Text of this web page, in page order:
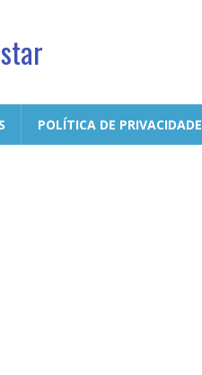
POLÍTICA DE PRIVACIDADE